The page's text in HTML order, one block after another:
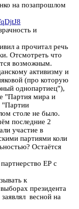
на позапрошлом
и
а прочитал речь
Отсмотреть что
возможным.
активизму и
(про которую
однопартиец"),
"Партия мира и
"Партии
столе не было.
последние 2
участие в
партиями коли
Остаётся
ЕР с
к
президента
весной на